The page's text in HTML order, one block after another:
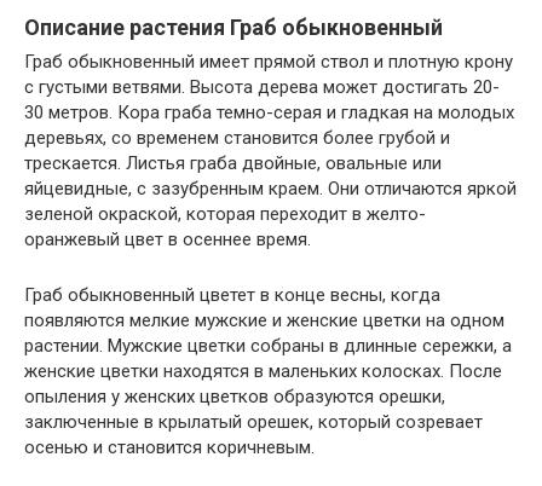
Описание растения Граб обыкновенный
Граб обыкновенный имеет прямой ствол и плотную крону
с густыми ветвями. Высота дерева может достигать 20-
30 метров. Кора граба темно-серая и гладкая на молодых
деревьях, со временем становится более грубой и
трескается. Листья граба двойные, овальные или
яйцевидные, с зазубренным краем. Они отличаются яркой
зеленой окраской, которая переходит в желто-
оранжевый цвет в осеннее время.
Граб обыкновенный цветет в конце весны, когда
появляются мелкие мужские и женские цветки на одном
растении. Мужские цветки собраны в длинные сережки, а
женские цветки находятся в маленьких колосках. После
опыления у женских цветков образуются орешки,
заключенные в крылатый орешек, который созревает
осенью и становится коричневым.